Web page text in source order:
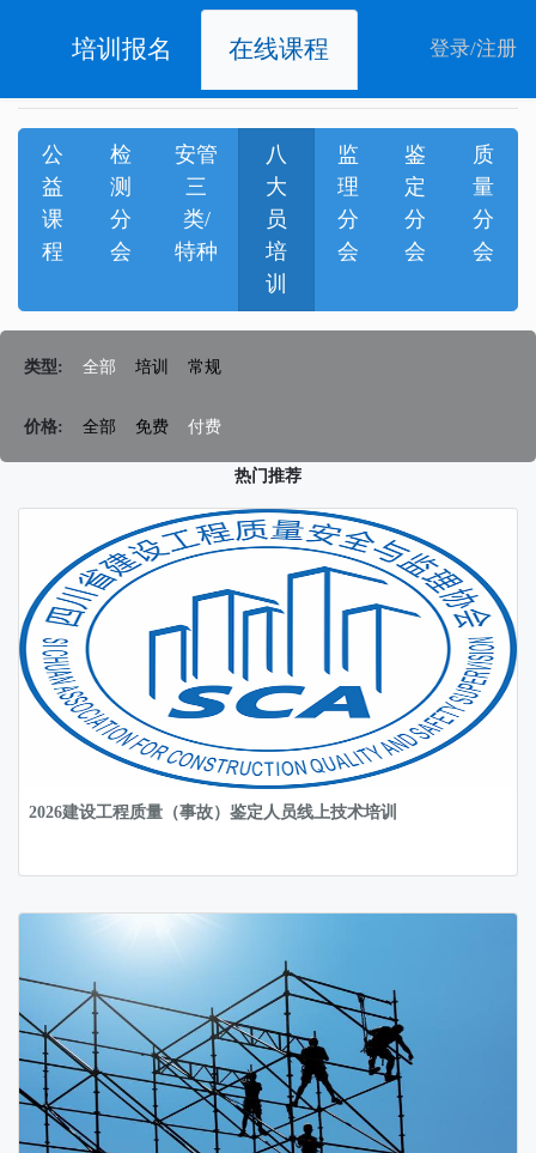
培训报名 在线课程 登录/注册
公
益
课
程
检
测
分
会
安管
三
类/
特种
八
大
员
培
训
监
理
分
会
鉴
定
分
会
质
量
分
会
类型: 全部 培训 常规
价格: 全部 免费 付费
热门推荐
2026建设工程质量（事故）鉴定人员线上技术培训